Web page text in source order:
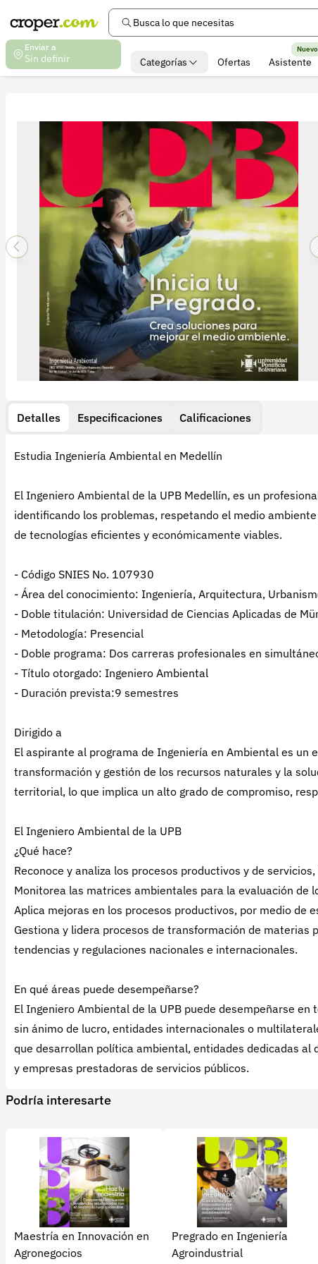
Busca lo que necesitas
Enviar a
Sin definir Categorías Ofertas Asistente
Nuevo
Detalles Especificaciones Calificaciones
Estudia Ingeniería Ambiental en Medellín
El Ingeniero Ambiental de la UPB Medellín, es un
identificando los problemas, respetando el medio
de tecnologías eficientes y económicamente viables.
- Código SNIES No. 107930
- Área del conocimiento: Ingeniería, Arquitectura,
- Doble titulación: Universidad de Ciencias Aplicadas de
- Metodología: Presencial
- Doble programa: Dos carreras profesionales en
- Título otorgado: Ingeniero Ambiental
- Duración prevista:9 semestres
Dirigido a
El aspirante al programa de Ingeniería en Ambiental es
transformación y gestión de los recursos naturales y la
territorial, lo que implica un alto grado de compromiso,
El Ingeniero Ambiental de la UPB
¿Qué hace?
Reconoce y analiza los procesos productivos y de
Monitorea las matrices ambientales para la evaluación de
Aplica mejoras en los procesos productivos, por medio de
Gestiona y lidera procesos de transformación de
tendencias y regulaciones nacionales e internacionales.
En qué áreas puede desempeñarse?
El Ingeniero Ambiental de la UPB puede desempeñarse
sin ánimo de lucro, entidades internacionales o
que desarrollan política ambiental, entidades dedicadas
y empresas prestadoras de servicios públicos.
Podría interesarte
Maestría en Innovación en
Agronegocios
Pregrado en Ingeniería
Agroindustrial